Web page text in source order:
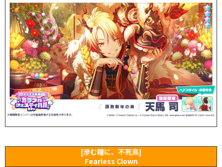
[滲む瞳に、不死鳥]
Fearless Clown